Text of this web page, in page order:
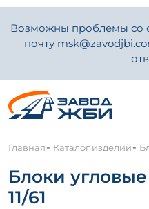
Возможны проблемы со
почту
Главная- Каталог изделий-
Блоки
11/61